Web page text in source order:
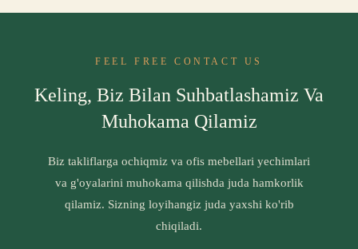
FEEL FREE CONTACT US
Keling, Biz Bilan Suhbatlashamiz Va
Muhokama Qilamiz
Biz takliflarga ochiqmiz va ofis mebellari yechimlari
va g'oyalarini muhokama qilishda juda hamkorlik
qilamiz. Sizning loyihangiz juda yaxshi ko'rib
chiqiladi.